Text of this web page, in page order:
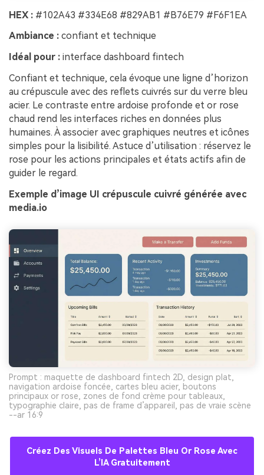
HEX : #102A43 #334E68 #829AB1 #B76E79 #F6F1EA
Ambiance : confiant et technique
Idéal pour : interface dashboard fintech
Confiant et technique, cela évoque une ligne d’horizon
au crépuscule avec des reflets cuivrés sur du verre bleu
acier. Le contraste entre ardoise profonde et or rose
chaud rend les interfaces riches en données plus
humaines. À associer avec graphiques neutres et icônes
simples pour la lisibilité. Astuce d’utilisation : réservez le
rose pour les actions principales et états actifs afin de
guider le regard.
Exemple d’image UI crépuscule cuivré générée avec
media.io
Prompt : maquette de dashboard fintech 2D, design plat,
navigation ardoise foncée, cartes bleu acier, boutons
principaux or rose, zones de fond crème pour tableaux,
typographie claire, pas de frame d’appareil, pas de vraie scène
--ar 16:9
Créez Des Visuels De Palettes Bleu Or Rose Avec
L’IA Gratuitement